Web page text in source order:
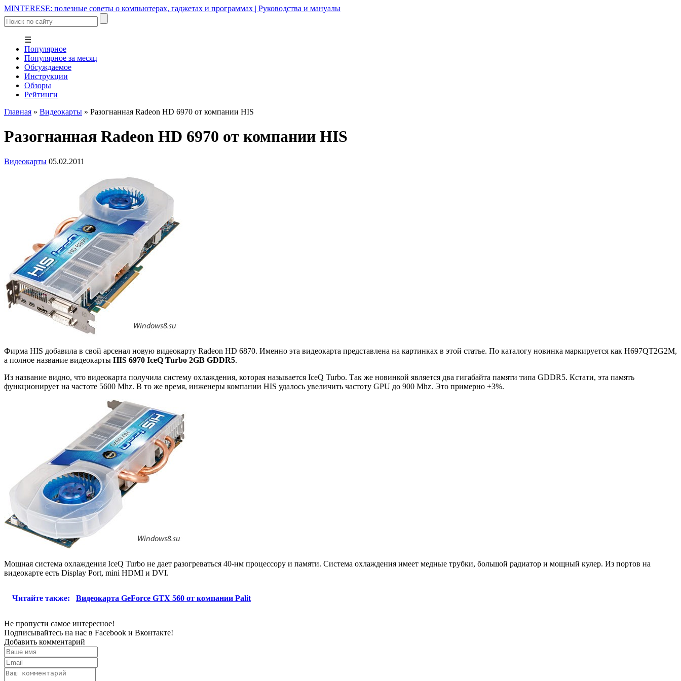
MINTERESE: полезные советы о компьютерах, гаджетах и программах | Руководства и мануалы
☰
Популярное
Популярное за месяц
Обсуждаемое
Инструкции
Обзоры
Рейтинги
Главная » Видеокарты » Разогнанная Radeon HD 6970 от компании HIS
Разогнанная Radeon HD 6970 от компании HIS
Видеокарты 05.02.2011
Фирма HIS добавила в свой арсенал новую видеокарту Radeon HD 6870. Именно эта видеокарта представлена на картинках в этой статье. По каталогу новинка маркируется как H697QT2G2M,
а полное название видеокарты HIS 6970 IceQ Turbo 2GB GDDR5.
Из название видно, что видеокарта получила систему охлаждения, которая называется IceQ Turbo. Так же новинкой является два гигабайта памяти типа GDDR5. Кстати, эта память
функционирует на частоте 5600 Mhz. В то же время, инженеры компании HIS удалось увеличить частоту GPU до 900 Mhz. Это примерно +3%.
Мощная система охлаждения IceQ Turbo не дает разогреваться 40-нм процессору и памяти. Система охлаждения имеет медные трубки, большой радиатор и мощный кулер. Из портов на
видеокарте есть Display Port, mini HDMI и DVI.
Читайте также: Видеокарта GeForce GTX 560 от компании Palit
Не пропусти самое интересное!
Подписывайтесь на нас в Facebook и Вконтакте!
Добавить комментарий